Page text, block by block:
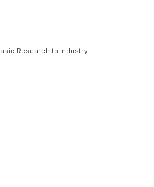
Research to Industry